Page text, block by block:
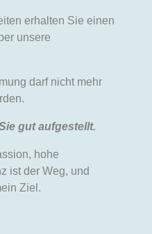
erhalten Sie einen
unsere
darf nicht mehr
gut aufgestellt.
hohe
ist der Weg, und
Ziel.